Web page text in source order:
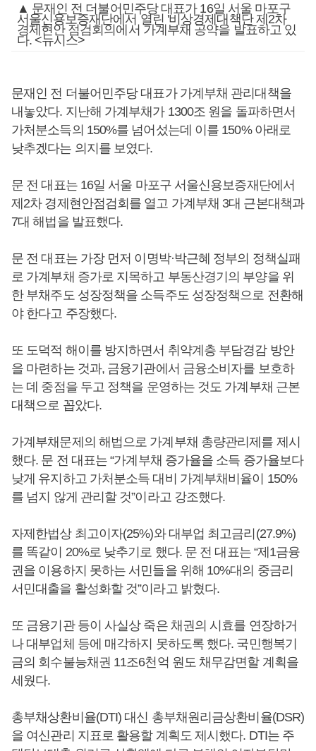
▲ 문재인 전 더불어민주당 대표가 16일 서울 마포구
서울신용보증재단에서 열린 '비상경제대책단 제2차
경제현안 점검회의에서 가계부채 공약을 발표하고 있
다. <뉴시스>
문재인 전 더불어민주당 대표가 가계부채 관리대책을
내놓았다. 지난해 가계부채가 1300조 원을 돌파하면서
가처분소득의 150%를 넘어섰는데 이를 150% 아래로
낮추겠다는 의지를 보였다.
문 전 대표는 16일 서울 마포구 서울신용보증재단에서
제2차 경제현안점검회를 열고 가계부채 3대 근본대책과
7대 해법을 발표했다.
문 전 대표는 가장 먼저 이명박·박근혜 정부의 정책실패
로 가계부채 증가로 지목하고 부동산경기의 부양을 위
한 부채주도 성장정책을 소득주도 성장정책으로 전환해
야 한다고 주장했다.
또 도덕적 해이를 방지하면서 취약계층 부담경감 방안
을 마련하는 것과, 금융기관에서 금융소비자를 보호하
는 데 중점을 두고 정책을 운영하는 것도 가계부채 근본
대책으로 꼽았다.
가계부채문제의 해법으로 가계부채 총량관리제를 제시
했다. 문 전 대표는 “가계부채 증가율을 소득 증가율보다
낮게 유지하고 가처분소득 대비 가계부채비율이 150%
를 넘지 않게 관리할 것”이라고 강조했다.
자제한법상 최고이자(25%)와 대부업 최고금리(27.9%)
를 똑같이 20%로 낮추기로 했다. 문 전 대표는 “제1금융
권을 이용하지 못하는 서민들을 위해 10%대의 중금리
서민대출을 활성화할 것”이라고 밝혔다.
또 금융기관 등이 사실상 죽은 채권의 시효를 연장하거
나 대부업체 등에 매각하지 못하도록 했다. 국민행복기
금의 회수불능채권 11조6천억 원도 채무감면할 계획을
세웠다.
총부채상환비율(DTI) 대신 총부채원리금상환비율(DSR)
을 여신관리 지표로 활용할 계획도 제시했다. DTI는 주